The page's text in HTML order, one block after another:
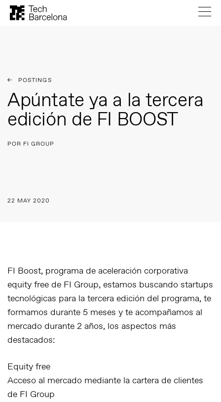
POSTINGS
Apúntate ya a la tercera
edición de FI BOOST
POR FI GROUP
22 MAY 2020
FI Boost, programa de aceleración corporativa
equity free de FI Group, estamos buscando startups
tecnológicas para la tercera edición del programa, te
formamos durante 5 meses y te acompañamos al
mercado durante 2 años, los aspectos más
destacados:
Equity free
Acceso al mercado mediante la cartera de clientes
de FI Group